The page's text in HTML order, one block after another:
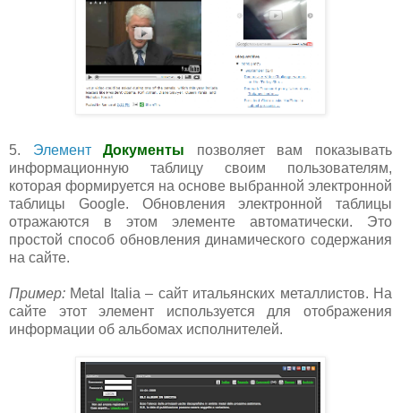
5. Элемент Документы позволяет вам показывать
информационную таблицу своим пользователям,
которая формируется на основе выбранной электронной
таблицы Google. Обновления электронной таблицы
отражаются в этом элементе автоматически. Это
простой способ обновления динамического содержания
на сайте.
Пример: Metal Italia – сайт итальянских металлистов. На
сайте этот элемент используется для отображения
информации об альбомах исполнителей.